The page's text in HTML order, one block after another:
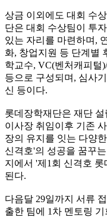
상금 이외에도 대회 수
단은 대회 수상팀이 투
있는 자리를 마련하며,
화, 창업지원 등 단계별
학교수, VC(벤처캐피털
등으로 구성되며, 심사
신 등이다.
롯데장학재단은 재단
이사장 취임이후 기존
장의 유지를 잇는 다양
신격호'의 성공을 꿈꾸
지에서 '제1회 신격호
된다.
다음달 29일까지 서류
출한 팀에 1차 멘토링